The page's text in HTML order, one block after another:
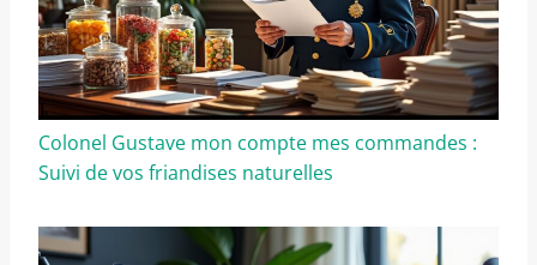
Colonel Gustave mon compte mes commandes :
Suivi de vos friandises naturelles